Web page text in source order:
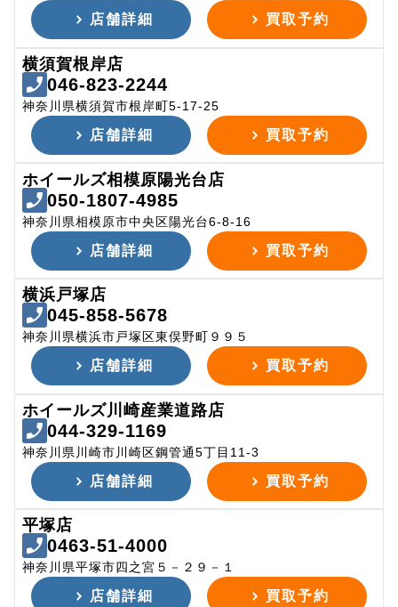
店舗詳細 買取予約
横須賀根岸店
046-823-2244
神奈川県横須賀市根岸町5-17-25
店舗詳細 買取予約
ホイールズ相模原陽光台店
050-1807-4985
神奈川県相模原市中央区陽光台6-8-16
店舗詳細 買取予約
横浜戸塚店
045-858-5678
神奈川県横浜市戸塚区東俣野町９９５
店舗詳細 買取予約
ホイールズ川崎産業道路店
044-329-1169
神奈川県川崎市川崎区鋼管通5丁目11-3
店舗詳細 買取予約
平塚店
0463-51-4000
神奈川県平塚市四之宮５－２９－１
店舗詳細 買取予約